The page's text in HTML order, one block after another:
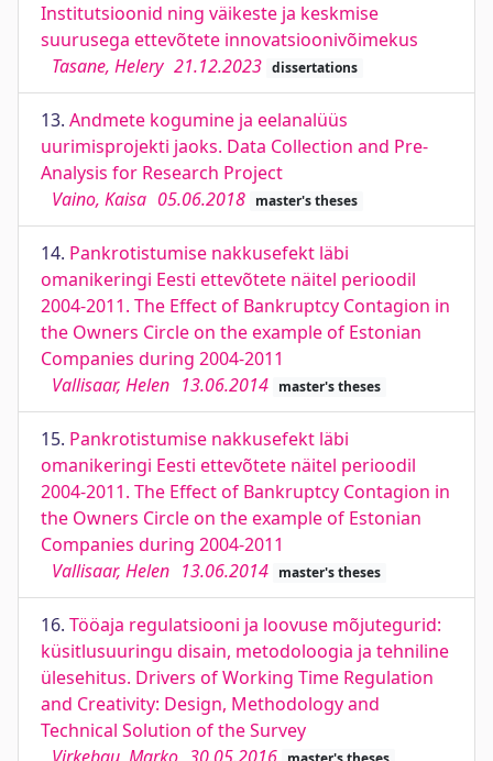
Institutsioonid ning väikeste ja keskmise
suurusega ettevõtete innovatsioonivõimekus
Tasane, Helery 21.12.2023 dissertations
13. Andmete kogumine ja eelanalüüs
uurimisprojekti jaoks. Data Collection and Pre-
Analysis for Research Project
Vaino, Kaisa 05.06.2018 master's theses
14. Pankrotistumise nakkusefekt läbi
omanikeringi Eesti ettevõtete näitel perioodil
2004-2011. The Effect of Bankruptcy Contagion in
the Owners Circle on the example of Estonian
Companies during 2004-2011
Vallisaar, Helen 13.06.2014 master's theses
15. Pankrotistumise nakkusefekt läbi
omanikeringi Eesti ettevõtete näitel perioodil
2004-2011. The Effect of Bankruptcy Contagion in
the Owners Circle on the example of Estonian
Companies during 2004-2011
Vallisaar, Helen 13.06.2014 master's theses
16. Tööaja regulatsiooni ja loovuse mõjutegurid:
küsitlusuuringu disain, metodoloogia ja tehniline
ülesehitus. Drivers of Working Time Regulation
and Creativity: Design, Methodology and
Technical Solution of the Survey